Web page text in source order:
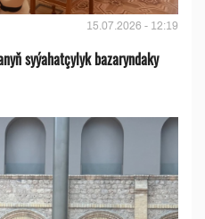
15.07.2026 - 12:19
syýahatçylyk bazaryndaky